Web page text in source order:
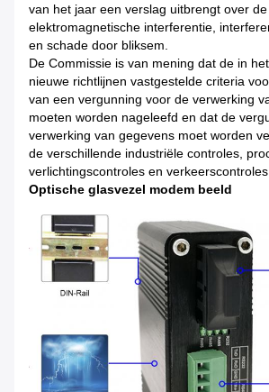
van het jaar een verslag uitbrengt over
elektromagnetische interferentie,
en schade door bliksem.
De Commissie is van mening dat de in
nieuwe richtlijnen vastgestelde criteria
van een vergunning voor de verwerking
moeten worden nageleefd en dat de
verwerking van gegevens moet worden
de verschillende industriële controles,
verlichtingscontroles en
Optische glasvezel modem beeld